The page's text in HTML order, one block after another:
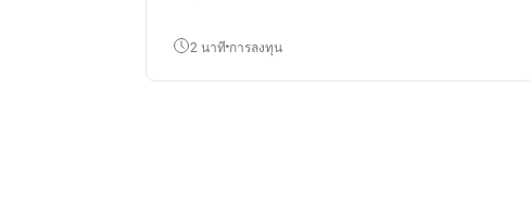
2 นาที การลงทุน